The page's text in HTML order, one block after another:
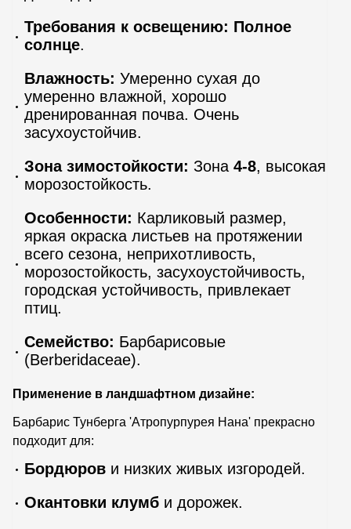
Требования к освещению: Полное
солнце.
Влажность: Умеренно сухая до
умеренно влажной, хорошо
дренированная почва. Очень
засухоустойчив.
Зона зимостойкости: Зона 4-8, высокая
морозостойкость.
Особенности: Карликовый размер,
яркая окраска листьев на протяжении
всего сезона, неприхотливость,
морозостойкость, засухоустойчивость,
городская устойчивость, привлекает
птиц.
Семейство: Барбарисовые
(Berberidaceae).
Применение в ландшафтном дизайне:
Барбарис Тунберга 'Атропурпурея Нана' прекрасно
подходит для:
Бордюров и низких живых изгородей.
Окантовки клумб и дорожек.